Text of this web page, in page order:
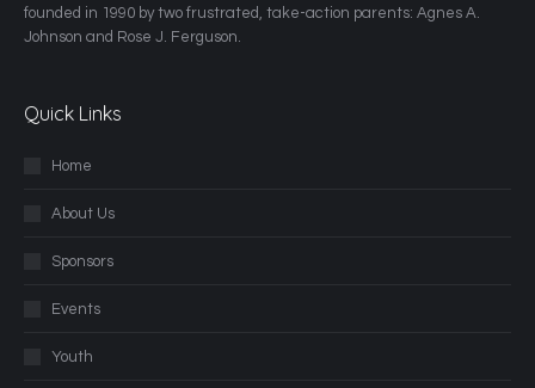
founded in 1990 by two frustrated, take-action parents: Agnes A.
Johnson and Rose J. Ferguson.
Quick Links
Home
About Us
Sponsors
Events
Youth